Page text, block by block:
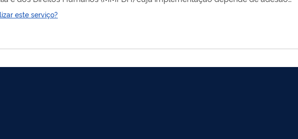
da sociedade civil e do setor privado.
este serviço?